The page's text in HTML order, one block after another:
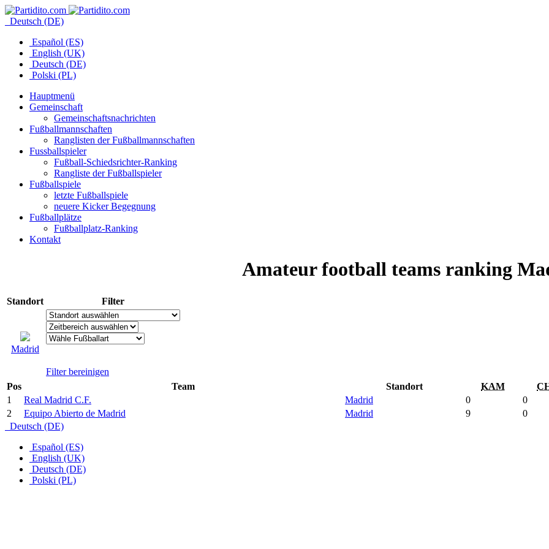
Deutsch (DE)
Español (ES)
English (UK)
Deutsch (DE)
Polski (PL)
Hauptmenü
Gemeinschaft
Gemeinschaftsnachrichten
Fußballmannschaften
Ranglisten der Fußballmannschaften
Fussballspieler
Fußball-Schiedsrichter-Ranking
Rangliste der Fußballspieler
Fußballspiele
letzte Fußballspiele
neuere Kicker Begegnung
Fußballplätze
Fußballplatz-Ranking
Kontakt
Amateur football teams ranking
Standort Filter
Madrid
Filter bereinigen
Pos
Team Standort KAM
1
Real Madrid C.F. Madrid 0
0
2
Equipo Abierto de Madrid Madrid 9
0
Deutsch (DE)
Español (ES)
English (UK)
Deutsch (DE)
Polski (PL)